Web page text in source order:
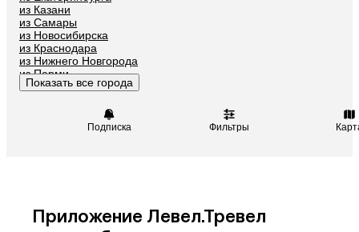
Подписка Фильтры
Катар
Оман
Саудовская Аравия
Таджикистан
из Казани
из Самары
из Новосибирска
из Краснодара
из Нижнего Новгорода
из Перми
из Челябинска
Показать все города
Приложение Левел.Тревел